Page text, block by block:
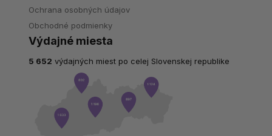
Ochrana osobných údajov
Obchodné podmienky
Výdajné miesta
5 652 výdajných miest po celej Slovenskej republike